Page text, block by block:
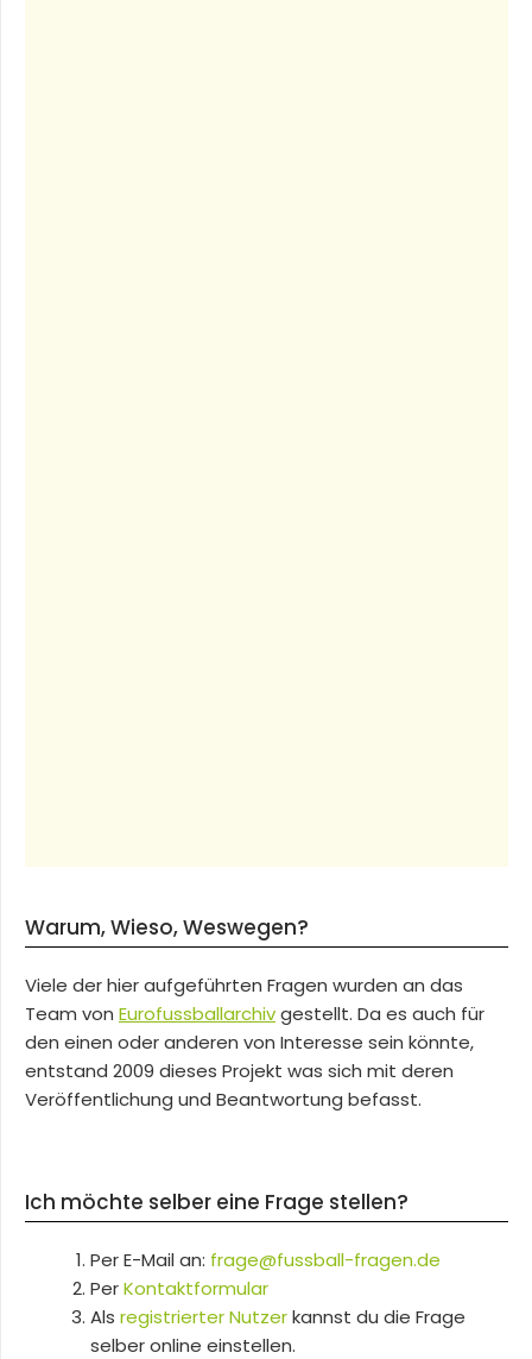
Warum, Wieso, Weswegen?
Viele der hier aufgeführten Fragen wurden an das
Team von Eurofussballarchivgestellt. Da es auch für
den einen oder anderen von Interesse sein könnte,
entstand 2009 dieses Projekt was sich mit deren
Veröffentlichung und Beantwortung befasst.
Ich möchte selber eine Frage stellen?
Per E-Mail an: frage@fussball-fragen.de
PerKontaktformular
Als registrierter Nutzerkannst du die Frage
selber online einstellen.